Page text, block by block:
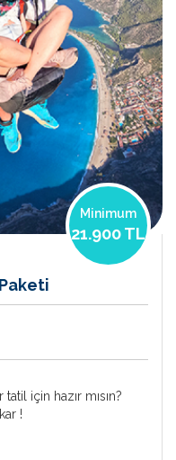
için hazır mısın?
!
Minimum
21.900 TL